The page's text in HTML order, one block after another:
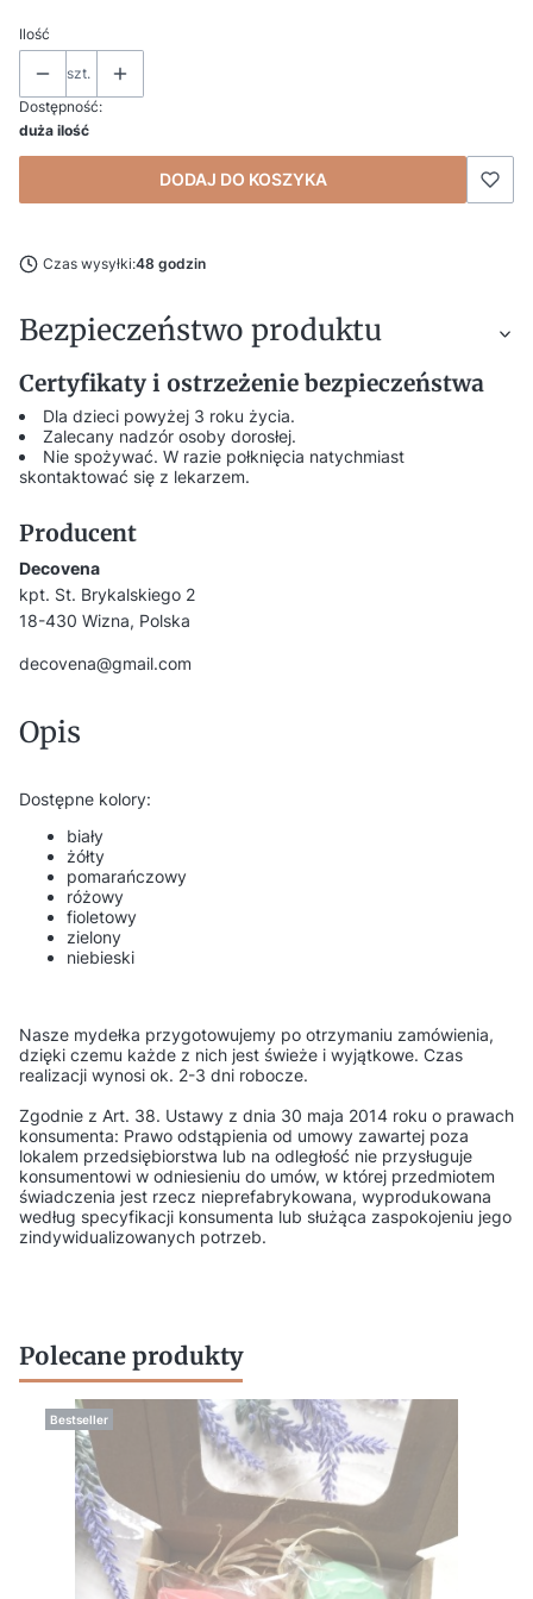
Ilość
szt.
Dostępność:
duża ilość
DODAJ DO KOSZYKA
Czas wysyłki:48 godzin
Bezpieczeństwo produktu
Certyfikaty i ostrzeżenie bezpieczeństwa
Dla dzieci powyżej 3 roku życia.
Zalecany nadzór osoby dorosłej.
Nie spożywać. W razie połknięcia natychmiast
skontaktować się z lekarzem.
Producent
Decovena
kpt. St. Brykalskiego 2
18-430 Wizna, Polska
decovena@gmail.com
Opis
Dostępne kolory:
biały
żółty
pomarańczowy
różowy
fioletowy
zielony
niebieski
Nasze mydełka przygotowujemy po otrzymaniu zamówienia,
dzięki czemu każde z nich jest świeże i wyjątkowe. Czas
realizacji wynosi ok. 2-3 dni robocze.
Zgodnie z Art. 38. Ustawy z dnia 30 maja 2014 roku o prawach
konsumenta: Prawo odstąpienia od umowy zawartej poza
lokalem przedsiębiorstwa lub na odległość nie przysługuje
konsumentowi w odniesieniu do umów, w której przedmiotem
świadczenia jest rzecz nieprefabrykowana, wyprodukowana
według specyfikacji konsumenta lub służąca zaspokojeniu jego
zindywidualizowanych potrzeb.
Polecane produkty
Bestseller